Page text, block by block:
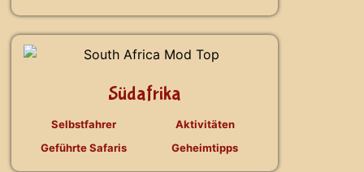
Südafrika
Selbstfahrer
Geführte Safaris
Aktivitäten
Geheimtipps